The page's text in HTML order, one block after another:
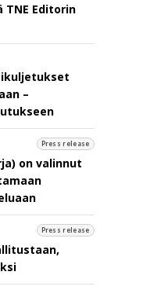
Editorin
–
Press release
on valinnut
Press release